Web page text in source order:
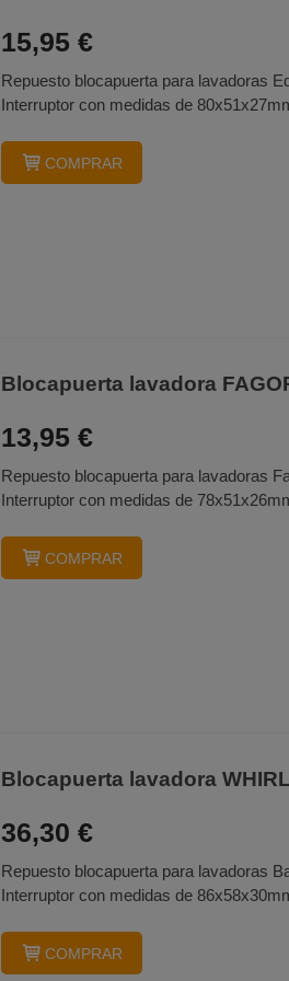
15,95 €
Repuesto blocapuerta para lavadoras
Interruptor con medidas de
COMPRAR
Blocapuerta lavadora
13,95 €
Repuesto blocapuerta para lavadoras
Interruptor con medidas de
COMPRAR
Blocapuerta lavadora
36,30 €
Repuesto blocapuerta para lavadoras
Interruptor con medidas de
COMPRAR